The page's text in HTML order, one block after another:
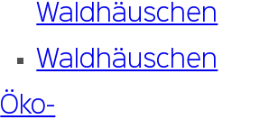
Waldhäuschen
Waldhäuschen
Öko-